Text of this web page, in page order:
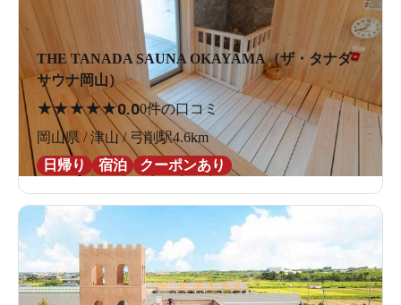
THE TANADA SAUNA OKAYAMA（ザ・タナダ
サウナ岡山）
★★★★★0.00件の口コミ
岡山県 / 津山 / 弓削駅4.6km
日帰り
宿泊 クーポンあり